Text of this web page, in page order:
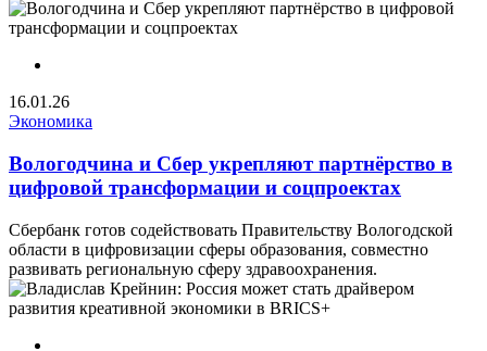
16.01.26
Экономика
Вологодчина и Сбер укрепляют партнёрство в
цифровой трансформации и соцпроектах
Сбербанк готов содействовать Правительству Вологодской
области в цифровизации сферы образования, совместно
развивать региональную сферу здравоохранения.